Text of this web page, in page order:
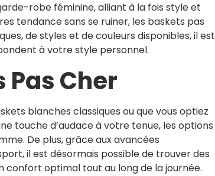
robe féminine, alliant à la fois style et
tendance sans se ruiner, les baskets pas
de styles et de couleurs disponibles, il est
à votre style personnel.
Pas Cher
blanches classiques ou que vous optiez
touche d’audace à votre tenue, les options
De plus, grâce aux avancées
il est désormais possible de trouver des
optimal tout au long de la journée.